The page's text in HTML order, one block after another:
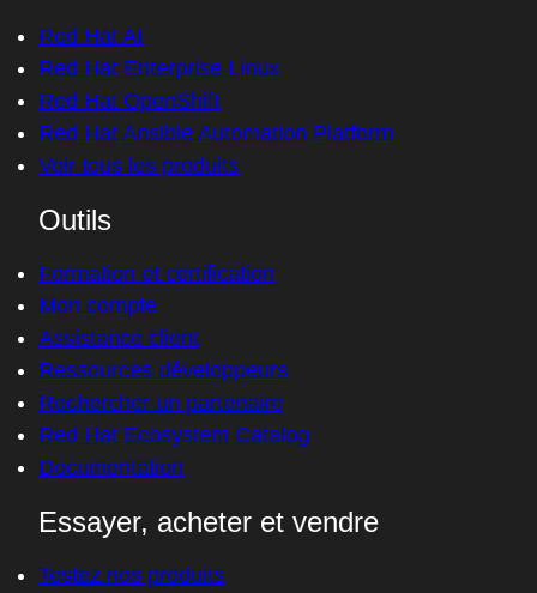
Red Hat AI
Red Hat Enterprise Linux
Red Hat OpenShift
Red Hat Ansible Automation Platform
Voir tous les produits
Outils
Formation et certification
Mon compte
Assistance client
Ressources développeurs
Rechercher un partenaire
Red Hat Ecosystem Catalog
Documentation
Essayer, acheter et vendre
Testez nos produits